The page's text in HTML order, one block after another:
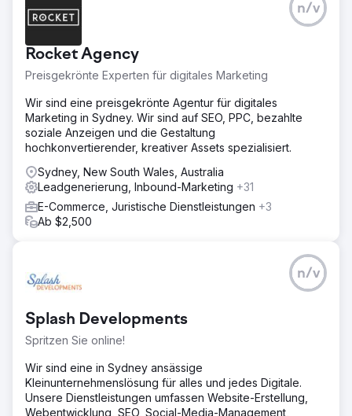
Ein SaaS-Startup im HR-Tech-Bereich hatte zwar eine
moderne Website, konnte aber keine Leads generieren.
Dem Blog fehlte die Struktur, er wurde für relevante
Begriffe nicht gerankt und wichtige Funktionen und
Anwendungsfälle waren kaum sichtbar.
Lösung
Wir entwickelten eine zielgerichtete Content-Strategie mit
Fokus auf Keywords mit hoher Kaufabsicht in den
Bereichen HR-Compliance, Gehaltsabrechnung und
Onboarding. Wir erstellten neue Landingpages,
ausführliche Blog-Inhalte und Fallstudien, um jede Phase
der Customer Journey zu unterstützen. Interne
Verlinkungen und Metadaten wurden optimiert.
Ergebnis
innerhalb von fünf Monaten. Der organische Traffic stieg
um 189 %, und der Blog platzierte sich bei über 25
gezielten Keywords in den Top 5. Die Marke
motivierten Demoanfragen um 40 %.
Rocket Agency
Preisgekrönte Experten für digitales Marketing
n/v
Wir sind eine preisgekrönte Agentur für digitales
Marketing in Sydney. Wir sind auf SEO, PPC, bezahlte
soziale Anzeigen und die Gestaltung
hochkonvertierender, kreativer Assets spezialisiert.
Sydney, New South Wales, Australia
Leadgenerierung, Inbound-Marketing +31
E-Commerce, Juristische Dienstleistungen +3
Ab $2,500
Splash Developments
Spritzen Sie online!
n/v
Wir sind eine in Sydney ansässige
Kleinunternehmenslösung für alles und jedes Digitale.
Unsere Dienstleistungen umfassen Website-Erstellung,
Webentwicklung, SEO, Social-Media-Management,